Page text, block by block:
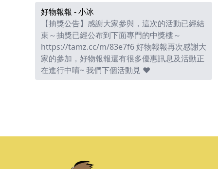
好物報報 - 小冰
【抽獎公告】感謝大家參與，這次的活動已經結
束～抽獎已經公布到下面專門的中獎樓～
https://tamz.cc/m/83e7f6好物報報再次感謝大
家的參加，好物報報還有很多優惠訊息及活動正
在進行中唷~ 我們下個活動見 ❤